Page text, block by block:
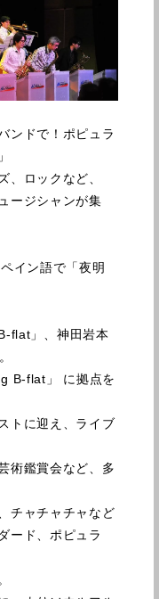
ンドで！ポピュラ
、ロックなど、
ージシャンが集
イン語で「夜明
flat」、神田岩本
B-flat」 に拠点を
トに迎え、ライブ
術鑑賞会など、多
チャチャチャなど
ード、ポピュラ